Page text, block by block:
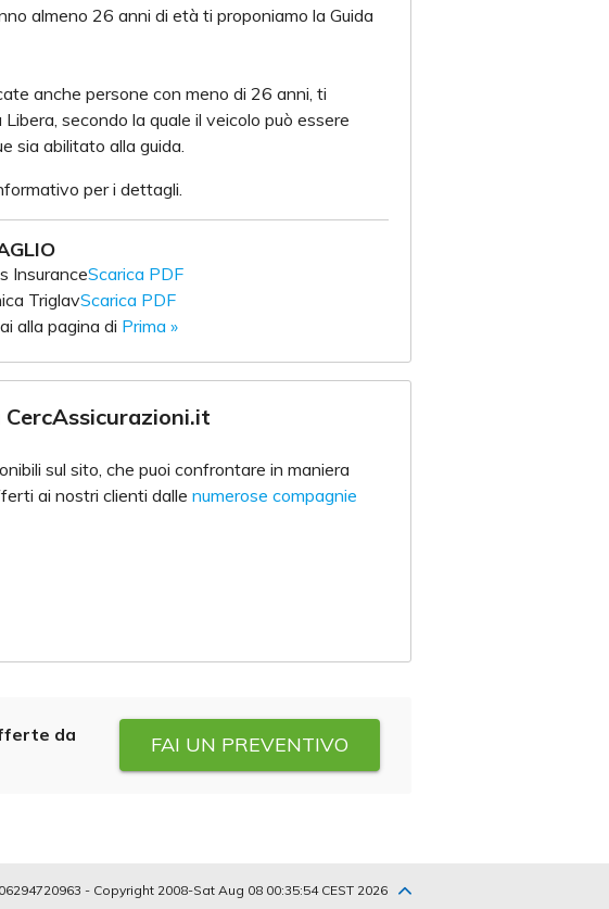
almeno 26 anni di età ti proponiamo la Guida
anche persone con meno di 26 anni, ti
secondo la quale il veicolo può essere
sia abilitato alla guida.
per i dettagli.
InsuranceScarica PDF
TriglavScarica PDF
alla pagina di Prima »
sul sito, che puoi confrontare in maniera
ai nostri clienti dalle numerose compagnie
da
FAI UN PREVENTIVO
- Copyright 2008-Sat Aug 08 00:35:54 CEST 2026